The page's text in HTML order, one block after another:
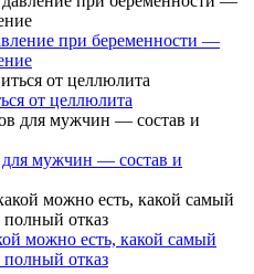
при беременности —
от целлюлита
для мужчин — состав и
можно есть, какой самый
отказ